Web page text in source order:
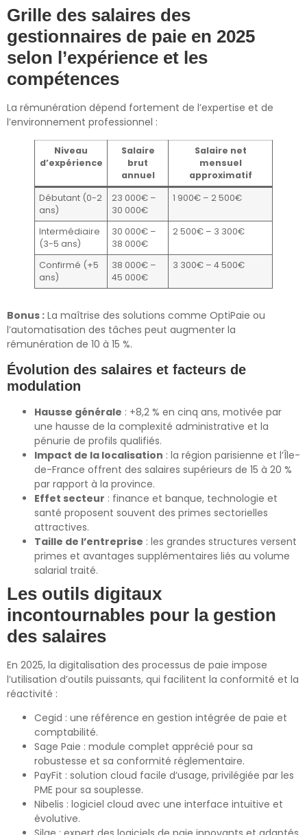
Grille des salaires des
gestionnaires de paie en 2025
selon l’expérience et les
compétences
La rémunération dépend fortement de l’expertise et de
l’environnement professionnel :
Niveau
d’expérience
Salaire
brut
annuel
Salaire net
mensuel
approximatif
Débutant (0-2
ans)
23 000€ –
30 000€
1 900€ – 2 500€
Intermédiaire
(3-5 ans)
30 000€ –
38 000€
2 500€ – 3 300€
Confirmé (+5
ans)
38 000€ –
45 000€
3 300€ – 4 500€
Bonus : La maîtrise des solutions comme OptiPaie ou
l’automatisation des tâches peut augmenter la
rémunération de 10 à 15 %.
Évolution des salaires et facteurs de
modulation
Hausse générale : +8,2 % en cinq ans, motivée par
une hausse de la complexité administrative et la
pénurie de profils qualifiés.
Impact de la localisation : la région parisienne et l’Île-
de-France offrent des salaires supérieurs de 15 à 20 %
par rapport à la province.
Effet secteur : finance et banque, technologie et
santé proposent souvent des primes sectorielles
attractives.
Taille de l’entreprise : les grandes structures versent
primes et avantages supplémentaires liés au volume
salarial traité.
Les outils digitaux
incontournables pour la gestion
des salaires
En 2025, la digitalisation des processus de paie impose
l’utilisation d’outils puissants, qui facilitent la conformité et la
réactivité :
Cegid : une référence en gestion intégrée de paie et
comptabilité.
Sage Paie : module complet apprécié pour sa
robustesse et sa conformité réglementaire.
PayFit : solution cloud facile d’usage, privilégiée par les
PME pour sa souplesse.
Nibelis : logiciel cloud avec une interface intuitive et
évolutive.